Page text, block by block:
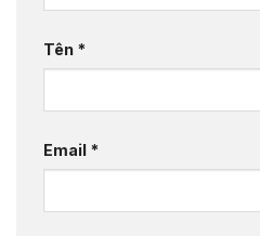
Tên *
Email *